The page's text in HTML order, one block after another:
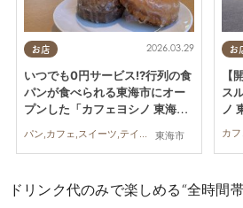
お店
東海市
2026.03.29
いつでも0円サービス!?行列の食
パンが食べられる東海市にオー
プンした「カフェヨシノ 東海太
パン,カフェ,スイーツ,テイクアウト,家族,カップル,おひとりさま,友人
お
【
ス
ノ
地
ドリンク代のみで楽しめる“全時間